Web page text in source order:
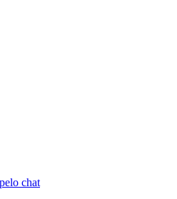
chat